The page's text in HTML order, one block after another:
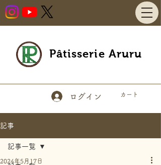
Pâtisserie Aruru
ログイン カート
記事
記事一覧
2024年5月17日